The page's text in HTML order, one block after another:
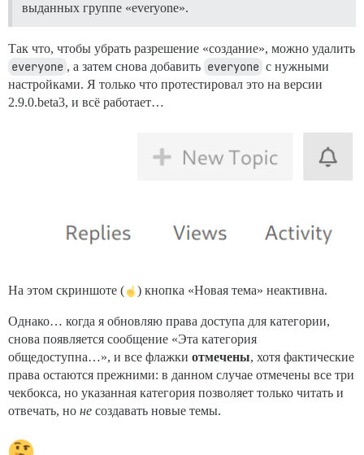
выданных группе «everyone».
Так что, чтобы убрать разрешение «создание», можно удалить
everyone , а затем снова добавить everyone с нужными
настройками. Я только что протестировал это на версии
2.9.0.beta3, и всё работает…
На этом скриншоте ( ) кнопка «Новая тема» неактивна.
Однако… когда я обновляю права доступа для категории,
снова появляется сообщение «Эта категория
общедоступна…», и все флажки отмечены, хотя фактические
права остаются прежними: в данном случае отмечены все три
чекбокса, но указанная категория позволяет только читать и
отвечать, но не создавать новые темы.